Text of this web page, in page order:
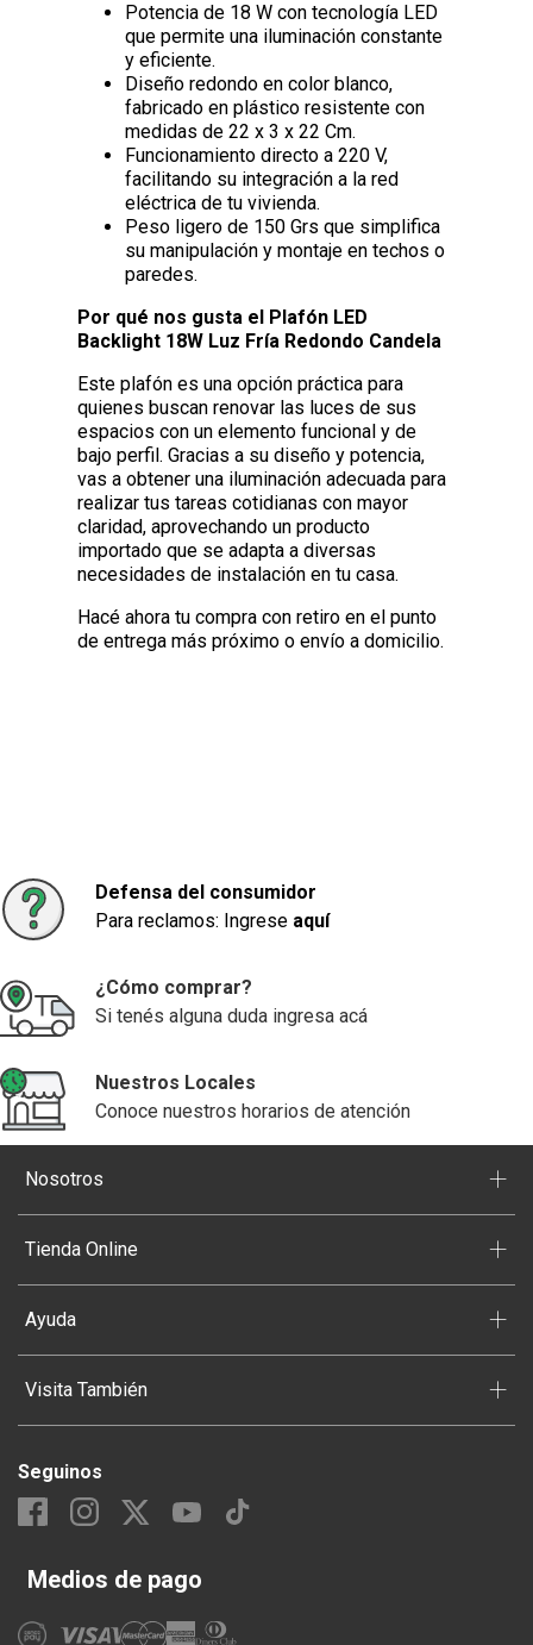
Potencia de 18 W con tecnología LED
que permite una iluminación constante
y eficiente.
Diseño redondo en color blanco,
fabricado en plástico resistente con
medidas de 22 x 3 x 22 Cm.
Funcionamiento directo a 220 V,
facilitando su integración a la red
eléctrica de tu vivienda.
Peso ligero de 150 Grs que simplifica
su manipulación y montaje en techos o
paredes.
Por qué nos gusta el Plafón LED
Backlight 18W Luz Fría Redondo Candela
Este plafón es una opción práctica para
quienes buscan renovar las luces de sus
espacios con un elemento funcional y de
bajo perfil. Gracias a su diseño y potencia,
vas a obtener una iluminación adecuada para
realizar tus tareas cotidianas con mayor
claridad, aprovechando un producto
importado que se adapta a diversas
necesidades de instalación en tu casa.
Hacé ahora tu compra con retiro en el punto
de entrega más próximo o envío a domicilio.
Defensa del consumidor
Para reclamos: Ingrese aquí
¿Cómo comprar?
Si tenés alguna duda ingresa acá
Nuestros Locales
Conoce nuestros horarios de atención
Nosotros +
Tienda Online +
Ayuda +
Visita También +
Seguinos
Medios de pago